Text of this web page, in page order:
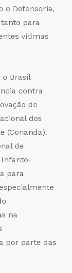
e Defensoria,
para
vítimas
o Brasil
contra
de
dos
(Conanda).
de
Infanto-
para
na
por parte das